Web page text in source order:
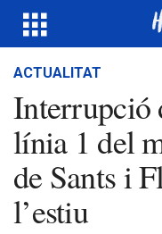
ACTUALITAT
Interrupció
línia 1 del
de Sants i
l’estiu